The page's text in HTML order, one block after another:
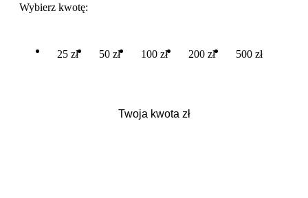
Wybierz kwotę:
25 zł 50 zł 100 zł 200 zł 500 zł